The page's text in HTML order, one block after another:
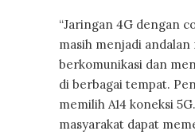
“Jaringan 4G dengan
masih menjadi andalan
berkomunikasi dan
di berbagai tempat.
memilih A14 koneksi
masyarakat dapat